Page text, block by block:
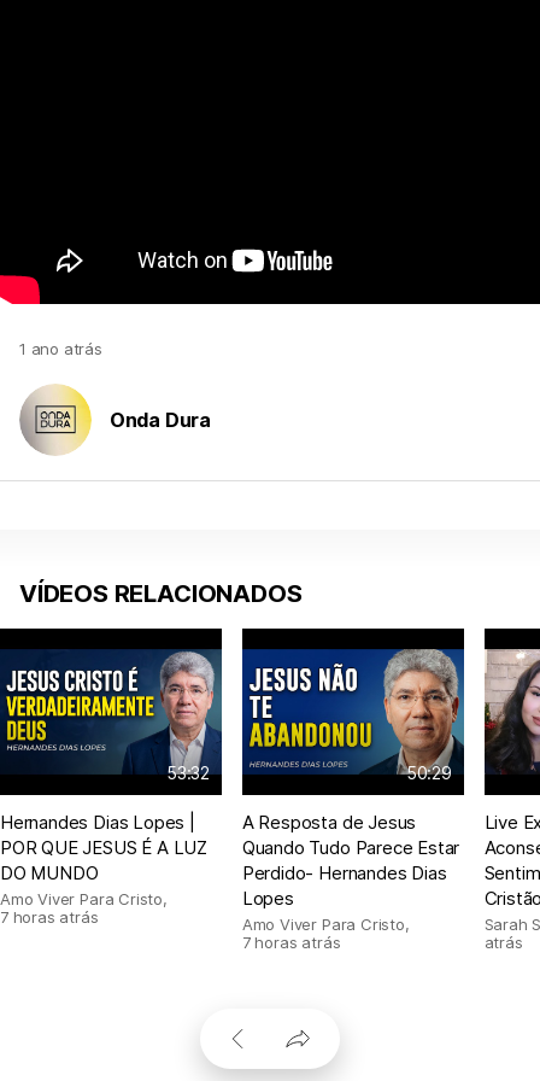
1 ano atrás
Onda Dura
VÍDEOS RELACIONADOS
53:32
Hernandes Dias Lopes |
POR QUE JESUS É A LUZ
DO MUNDO
Amo Viver Para Cristo,
7 horas atrás
50:29
A Resposta de Jesus
Quando Tudo Parece Estar
Perdido- Hernandes Dias
Lopes
Amo Viver Para Cristo,
7 horas atrás
Live
Sarah
atrás